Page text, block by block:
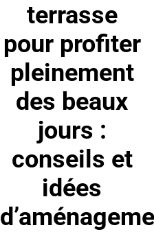
terrasse
pour profiter
pleinement
des beaux
jours :
conseils et
idées